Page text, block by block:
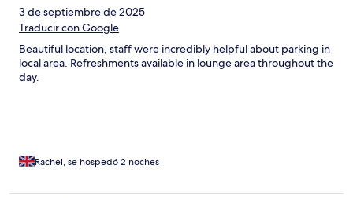
3 de septiembre de 2025
Traducir con Google
Beautiful location, staff were incredibly helpful about parking in
local area. Refreshments available in lounge area throughout the
day.
Rachel, se hospedó 2 noches